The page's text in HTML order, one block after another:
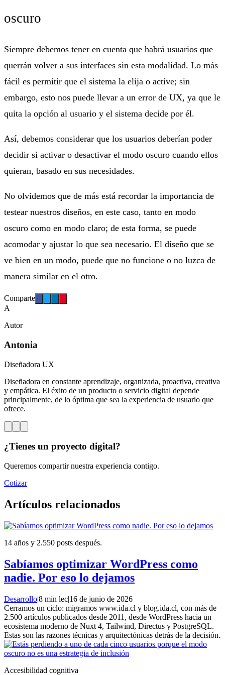
oscuro
Siempre debemos tener en cuenta que habrá usuarios que
querrán volver a sus interfaces sin esta modalidad. Lo más
fácil es permitir que el sistema la elija o active; sin
embargo, esto nos puede llevar a un error de UX, ya que le
quita la opción al usuario y el sistema decide por él.
Así, debemos considerar que los usuarios deberían poder
decidir si activar o desactivar el modo oscuro cuando ellos
quieran, basado en sus necesidades.
No olvidemos que de más está recordar la importancia de
testear nuestros diseños, en este caso, tanto en modo
oscuro como en modo claro; de esta forma, se puede
acomodar y ajustar lo que sea necesario. El diseño que se
ve bien en un modo, puede que no funcione o no luzca de
manera similar en el otro.
Comparte
A
Autor
Antonia
Diseñadora UX
Diseñadora en constante aprendizaje, organizada, proactiva, creativa
y empática. El éxito de un producto o servicio digital depende
principalmente, de lo óptima que sea la experiencia de usuario que
ofrece.
¿Tienes un proyecto digital?
Queremos compartir nuestra experiencia contigo.
Cotizar
Artículos relacionados
14 años y 2.550 posts después.
Sabíamos optimizar WordPress como
nadie. Por eso lo dejamos
Desarrollo|8 min lec|16 de junio de 2026
Cerramos un ciclo: migramos www.ida.cl y blog.ida.cl, con más de
2.500 artículos publicados desde 2011, desde WordPress hacia un
ecosistema moderno de Nuxt 4, Tailwind, Directus y PostgreSQL.
Estas son las razones técnicas y arquitectónicas detrás de la decisión.
Accesibilidad cognitiva